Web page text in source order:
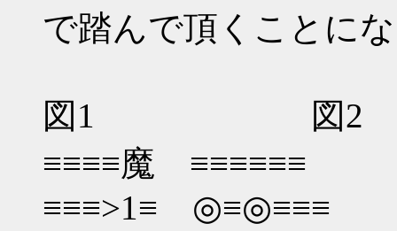
で踏んで頂くことに
図1 図2
≡≡≡≡魔 ≡≡≡≡≡≡
≡≡≡>1≡ ◎≡◎≡≡≡